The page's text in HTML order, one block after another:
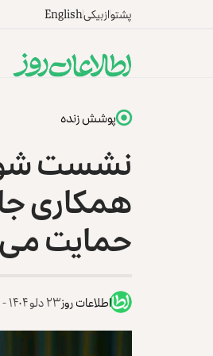
پشتوازبیکیEnglish
پوشش زنده
نشست
همکاری
حمایت
اطلاعات روز۲۳ دلو ۱۴۰۴ - ۱۲ فبروری ۲۰۲۶